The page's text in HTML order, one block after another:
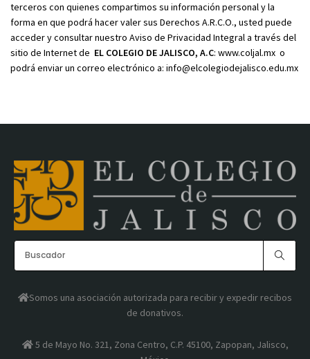
terceros con quienes compartimos su información personal y la
forma en que podrá hacer valer sus Derechos A.R.C.O., usted puede
acceder y consultar nuestro Aviso de Privacidad Integral a través del
sitio de Internet de EL COLEGIO DE JALISCO, A.C: www.coljal.mx o
podrá enviar un correo electrónico a: info@elcolegiodejalisco.edu.mx
Somos una asociación autorizada para recibir y expedir recibos
de donativos.
5 de Mayo No. 321, Zona Centro, C.P. 45100, Zapopan, Jalisco,